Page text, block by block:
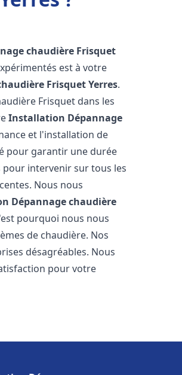
chaudière Frisquet
est à votre
FrisquetYerres.
Frisquet dans les
Installation Dépannage
et l'installation de
pour garantir une durée
intervenir sur tous les
Nous nous
Dépannage chaudière
pourquoi nous nous
de chaudière. Nos
désagréables. Nous
pour votre